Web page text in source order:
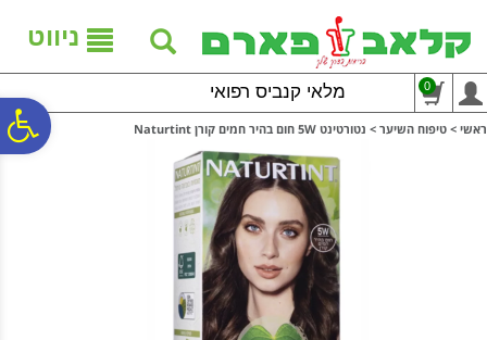
נגישות
אתר
המרכזי
ניווט
מלאי קנביס רפואי 0
ראשי > טיפוח השיער > נטורטינט 5W חום בהיר חמים קורן Naturtint